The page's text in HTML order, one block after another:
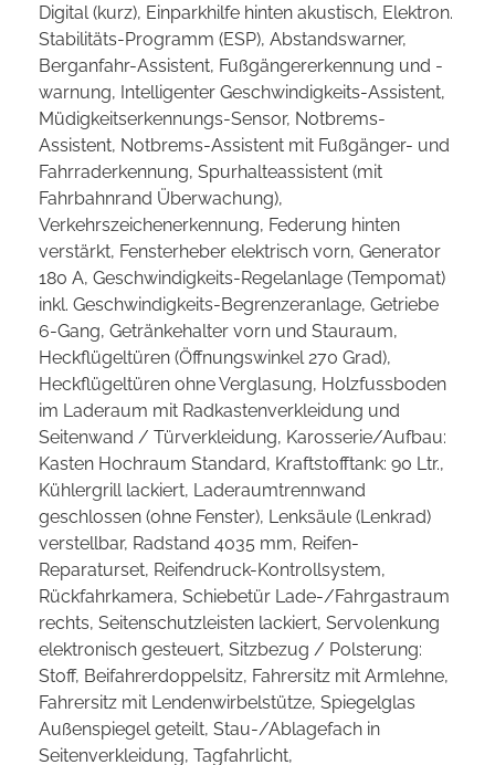
Digital (kurz), Einparkhilfe hinten akustisch, Elektron.
Stabilitäts-Programm (ESP), Abstandswarner,
Berganfahr-Assistent, Fußgängererkennung und -
warnung, Intelligenter Geschwindigkeits-Assistent,
Müdigkeitserkennungs-Sensor, Notbrems-
Assistent, Notbrems-Assistent mit Fußgänger- und
Fahrraderkennung, Spurhalteassistent (mit
Fahrbahnrand Überwachung),
Verkehrszeichenerkennung, Federung hinten
verstärkt, Fensterheber elektrisch vorn, Generator
180 A, Geschwindigkeits-Regelanlage (Tempomat)
inkl. Geschwindigkeits-Begrenzeranlage, Getriebe
6-Gang, Getränkehalter vorn und Stauraum,
Heckflügeltüren (Öffnungswinkel 270 Grad),
Heckflügeltüren ohne Verglasung, Holzfussboden
im Laderaum mit Radkastenverkleidung und
Seitenwand / Türverkleidung, Karosserie/Aufbau:
Kasten Hochraum Standard, Kraftstofftank: 90 Ltr.,
Kühlergrill lackiert, Laderaumtrennwand
geschlossen (ohne Fenster), Lenksäule (Lenkrad)
verstellbar, Radstand 4035 mm, Reifen-
Reparaturset, Reifendruck-Kontrollsystem,
Rückfahrkamera, Schiebetür Lade-/Fahrgastraum
rechts, Seitenschutzleisten lackiert, Servolenkung
elektronisch gesteuert, Sitzbezug / Polsterung:
Stoff, Beifahrerdoppelsitz, Fahrersitz mit Armlehne,
Fahrersitz mit Lendenwirbelstütze, Spiegelglas
Außenspiegel geteilt, Stau-/Ablagefach in
Seitenverkleidung, Tagfahrlicht,